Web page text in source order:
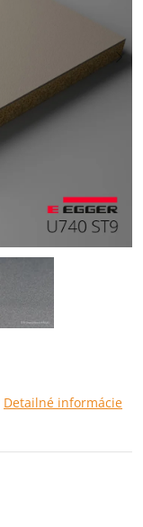
Detailné informácie